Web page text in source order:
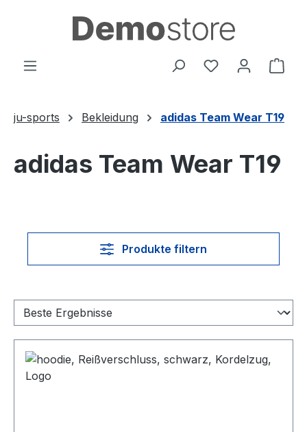
Zum Hauptinhalt springen
Du hast 0
ju-sports Bekleidung adidas Team Wear T19
adidas Team Wear T19
Produkte filtern